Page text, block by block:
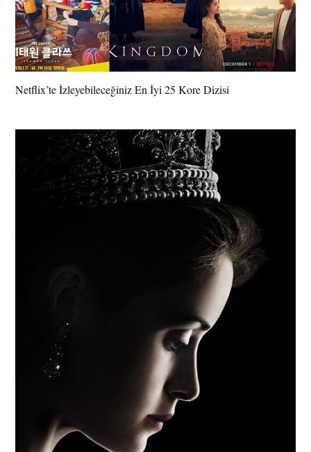
Netflix’te İzleyebileceğiniz En İyi 25 Kore Dizisi